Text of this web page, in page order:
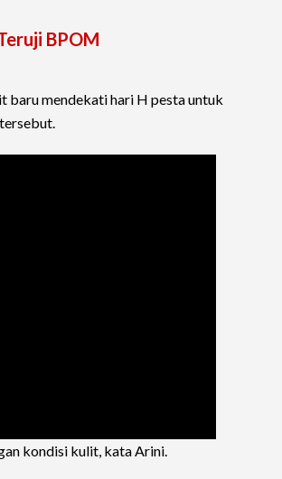
BPOM
baru mendekati hari H pesta untuk
kondisi kulit, kata Arini.